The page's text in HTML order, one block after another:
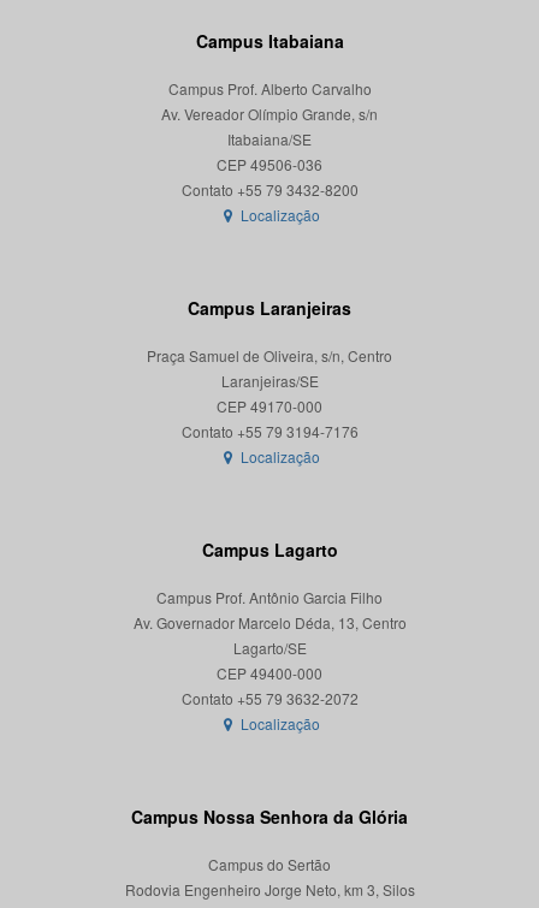
Campus Itabaiana
Campus Prof. Alberto Carvalho
Av. Vereador Olímpio Grande, s/n
Itabaiana/SE
CEP 49506-036
Localização
Campus Laranjeiras
Praça Samuel de Oliveira, s/n, Centro
Laranjeiras/SE
CEP 49170-000
Localização
Campus Lagarto
Campus Prof. Antônio Garcia Filho
Av. Governador Marcelo Déda, 13, Centro
Lagarto/SE
CEP 49400-000
Localização
Campus Nossa Senhora da Glória
Campus do Sertão
Rodovia Engenheiro Jorge Neto, km 3, Silos